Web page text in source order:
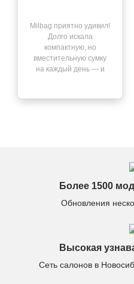
Milbag приятно удивил!
Долго искала
компактную, но
вместительную сумку
на каждый день — и
Более 1500
Обновления
Высокая
Сеть салонов в